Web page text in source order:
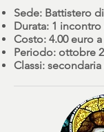
Sede: Battistero
Durata: 1 incontro
Costo: 4.00 euro
Periodo: ottobre
Classi: